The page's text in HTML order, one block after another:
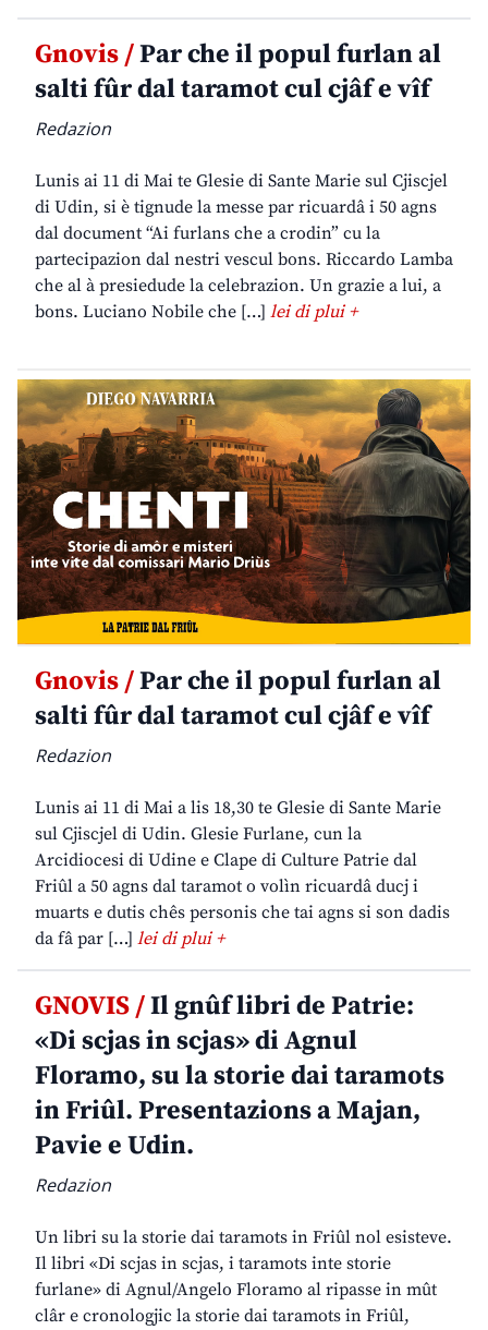
Gnovis /Par che il popul furlan al
salti fûr dal taramot cul cjâf e vîf
Redazion
Lunis ai 11 di Mai te Glesie di Sante Marie sul Cjiscjel
di Udin, si è tignude la messe par ricuardâ i 50 agns
dal document “Ai furlans che a crodin” cu la
partecipazion dal nestri vescul bons. Riccardo Lamba
che al à presiedude la celebrazion. Un grazie a lui, a
bons. Luciano Nobile che […] lei di plui +
Gnovis /Par che il popul furlan al
salti fûr dal taramot cul cjâf e vîf
Redazion
Lunis ai 11 di Mai a lis 18,30 te Glesie di Sante Marie
sul Cjiscjel di Udin. Glesie Furlane, cun la
Arcidiocesi di Udine e Clape di Culture Patrie dal
Friûl a 50 agns dal taramot o volìn ricuardâ ducj i
muarts e dutis chês personis che tai agns si son dadis
da fâ par […] lei di plui +
GNOVIS /Il gnûf libri de Patrie:
«Di scjas in scjas» di Agnul
Floramo, su la storie dai taramots
in Friûl. Presentazions a Majan,
Pavie e Udin.
Redazion
Un libri su la storie dai taramots in Friûl nol esisteve.
Il libri «Di scjas in scjas, i taramots inte storie
furlane» di Agnul/Angelo Floramo al ripasse in mût
clâr e cronologjic la storie dai taramots in Friûl,